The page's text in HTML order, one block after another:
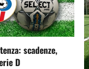
scadenze,
D